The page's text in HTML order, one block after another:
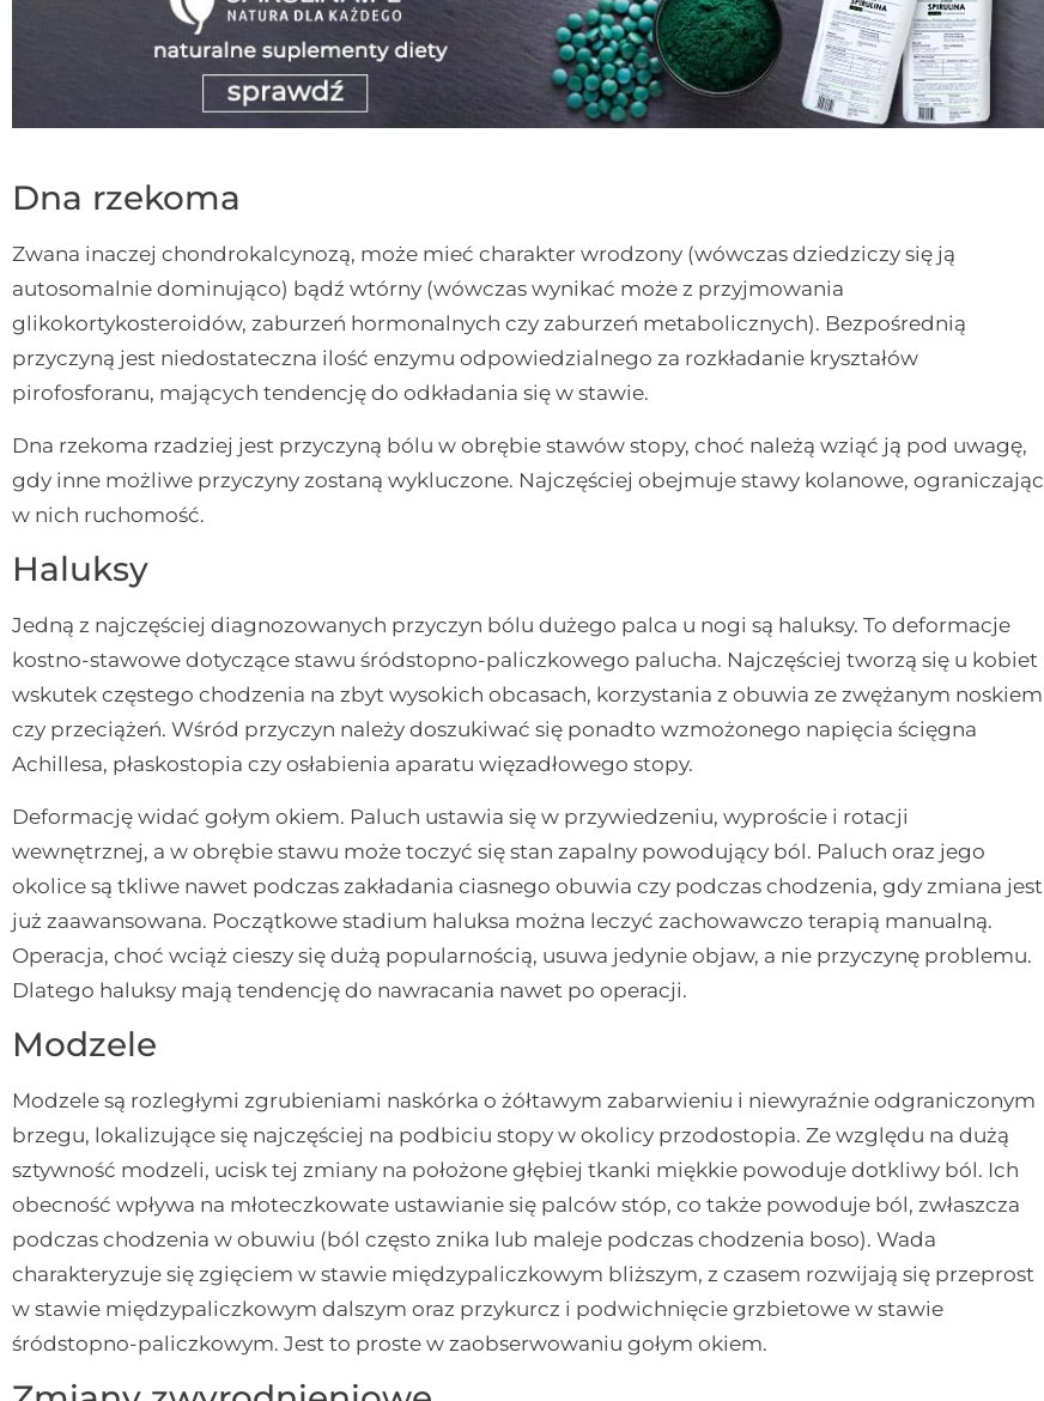
Dna rzekoma
Zwana inaczej chondrokalcynozą, może mieć charakter wrodzony (wówczas dziedziczy się ją
autosomalnie dominująco) bądź wtórny (wówczas wynikać może z przyjmowania
glikokortykosteroidów, zaburzeń hormonalnych czy zaburzeń metabolicznych). Bezpośrednią
przyczyną jest niedostateczna ilość enzymu odpowiedzialnego za rozkładanie kryształów
pirofosforanu, mających tendencję do odkładania się w stawie.
Dna rzekoma rzadziej jest przyczyną bólu w obrębie stawów stopy, choć należą wziąć ją pod uwagę,
gdy inne możliwe przyczyny zostaną wykluczone. Najczęściej obejmuje stawy kolanowe, ograniczając
w nich ruchomość.
Haluksy
Jedną z najczęściej diagnozowanych przyczyn bólu dużego palca u nogi są haluksy. To deformacje
kostno-stawowe dotyczące stawu śródstopno-paliczkowego palucha. Najczęściej tworzą się u kobiet
wskutek częstego chodzenia na zbyt wysokich obcasach, korzystania z obuwia ze zwężanym noskiem
czy przeciążeń. Wśród przyczyn należy doszukiwać się ponadto wzmożonego napięcia ścięgna
Achillesa, płaskostopia czy osłabienia aparatu więzadłowego stopy.
Deformację widać gołym okiem. Paluch ustawia się w przywiedzeniu, wyproście i rotacji
wewnętrznej, a w obrębie stawu może toczyć się stan zapalny powodujący ból. Paluch oraz jego
okolice są tkliwe nawet podczas zakładania ciasnego obuwia czy podczas chodzenia, gdy zmiana jest
już zaawansowana. Początkowe stadium haluksa można leczyć zachowawczo terapią manualną.
Operacja, choć wciąż cieszy się dużą popularnością, usuwa jedynie objaw, a nie przyczynę problemu.
Dlatego haluksy mają tendencję do nawracania nawet po operacji.
Modzele
Modzele są rozległymi zgrubieniami naskórka o żółtawym zabarwieniu i niewyraźnie odgraniczonym
brzegu, lokalizujące się najczęściej na podbiciu stopy w okolicy przodostopia. Ze względu na dużą
sztywność modzeli, ucisk tej zmiany na położone głębiej tkanki miękkie powoduje dotkliwy ból. Ich
obecność wpływa na młoteczkowate ustawianie się palców stóp, co także powoduje ból, zwłaszcza
podczas chodzenia w obuwiu (ból często znika lub maleje podczas chodzenia boso). Wada
charakteryzuje się zgięciem w stawie międzypaliczkowym bliższym, z czasem rozwijają się przeprost
w stawie międzypaliczkowym dalszym oraz przykurcz i podwichnięcie grzbietowe w stawie
śródstopno-paliczkowym. Jest to proste w zaobserwowaniu gołym okiem.